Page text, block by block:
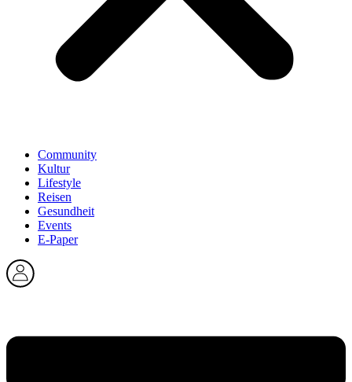
Community
Kultur
Lifestyle
Reisen
Gesundheit
Events
E-Paper